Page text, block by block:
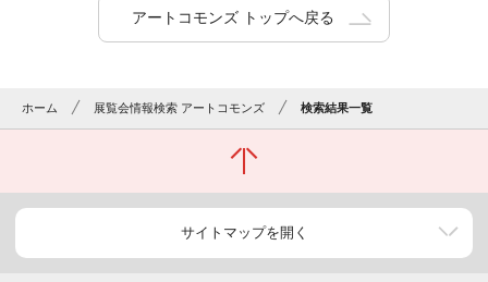
アートコモンズ トップへ戻る
ホーム 展覧会情報検索 アートコモンズ 検索結果一覧
サイトマップを開く